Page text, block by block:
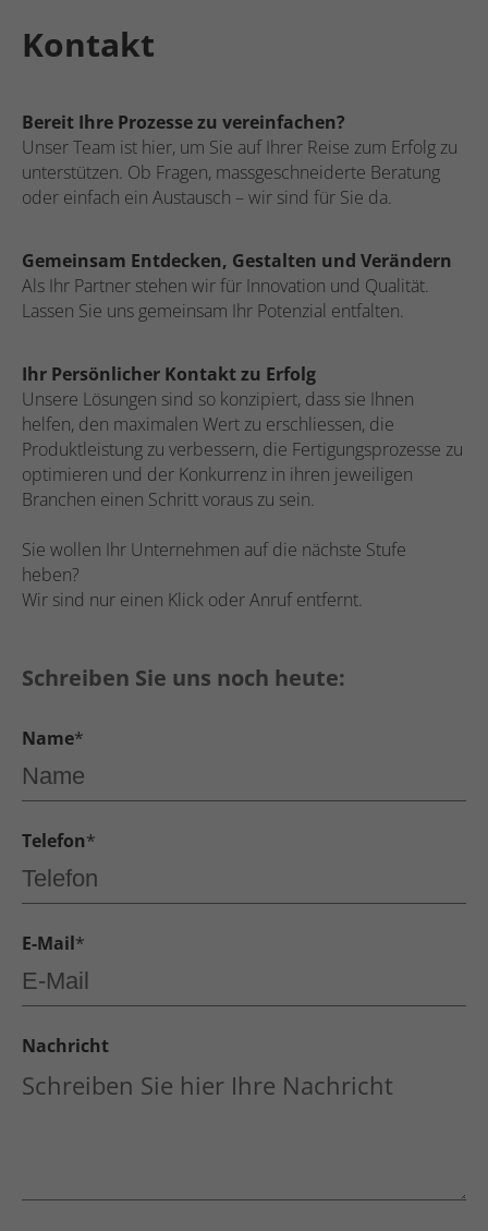
Kontakt
Bereit Ihre Prozesse zu vereinfachen?
Unser Team ist hier, um Sie auf Ihrer Reise zum Erfolg zu
unterstützen. Ob Fragen, massgeschneiderte Beratung
oder einfach ein Austausch – wir sind für Sie da.
Gemeinsam Entdecken, Gestalten und Verändern
Als Ihr Partner stehen wir für Innovation und Qualität.
Lassen Sie uns gemeinsam Ihr Potenzial entfalten.
Ihr Persönlicher Kontakt zu Erfolg
Unsere Lösungen sind so konzipiert, dass sie Ihnen
helfen, den maximalen Wert zu erschliessen, die
Produktleistung zu verbessern, die Fertigungsprozesse zu
optimieren und der Konkurrenz in ihren jeweiligen
Branchen einen Schritt voraus zu sein.
Sie wollen Ihr Unternehmen auf die nächste Stufe
heben?
Wir sind nur einen Klick oder Anruf entfernt.
Schreiben Sie uns noch heute:
Name*
Telefon*
E-Mail*
Nachricht